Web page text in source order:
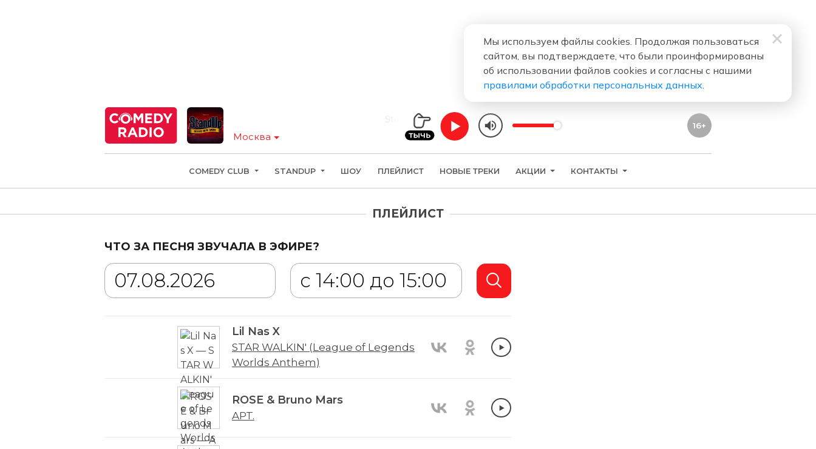
Москва
StandUp
16+
COMEDY CLUB STANDUP ШОУ ПЛЕЙЛИСТ НОВЫЕ ТРЕКИ АКЦИИ КОНТАКТЫ
ПЛЕЙЛИСТ
ЧТО ЗА ПЕСНЯ ЗВУЧАЛА В ЭФИРЕ?
Lil Nas X
STAR WALKIN' (League of Legends
Worlds Anthem)
ROSE & Bruno Mars
APT.
Мы используем файлы cookies. Продолжая пользоваться
сайтом, вы подтверждаете, что были проинформированы
об использовании файлов cookies и согласны с нашими
правилами обработки персональных данных.